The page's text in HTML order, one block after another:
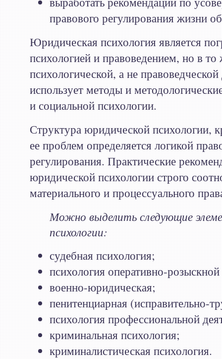
правового регулирования жизни
Юридическая психология является
психологией и правоведением, но в то
психологической, а не
использует методы и
и социальной психологии.
Структура юридической психологии,
ее проблем определяется логикой
регулирования. Практические
юридической психологии строго
материального и процессуального
Можно выделить следующие
психологии:
судебная психология;
психология оперативно-
военно-юридическая;
пенитенциарная (исправительно-
психология профессиональной
криминальная психология;
криминалистическая психология.